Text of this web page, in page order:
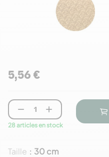
5,56 €
Taille : 30 cm
 
28 articles en stock